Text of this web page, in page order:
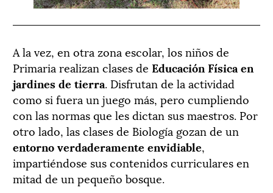
A la vez, en otra zona escolar, los niños de
Primaria realizan clases de Educación Física en
jardines de tierra. Disfrutan de la actividad
como si fuera un juego más, pero cumpliendo
con las normas que les dictan sus maestros. Por
otro lado, las clases de Biología gozan de un
entorno verdaderamente envidiable,
impartiéndose sus contenidos curriculares en
mitad de un pequeño bosque.